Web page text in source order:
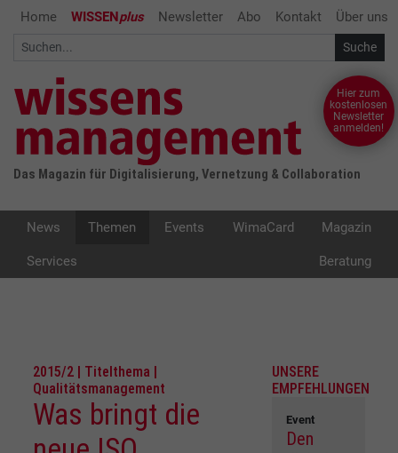
Home WISSENplus Newsletter Abo Kontakt Über uns
Das Magazin für Digitalisierung, Vernetzung & Collaboration
Hier zum
kostenlosen
Newsletter
anmelden!
News Themen Events WimaCard Magazin
Services Beratung
2015/2 | Titelthema |
Qualitätsmanagement
Was bringt die
UNSERE
EMPFEHLUNGEN
Event
Den